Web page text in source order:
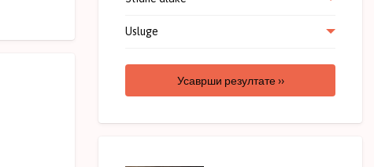
Usluge
Усаврши резултате ››